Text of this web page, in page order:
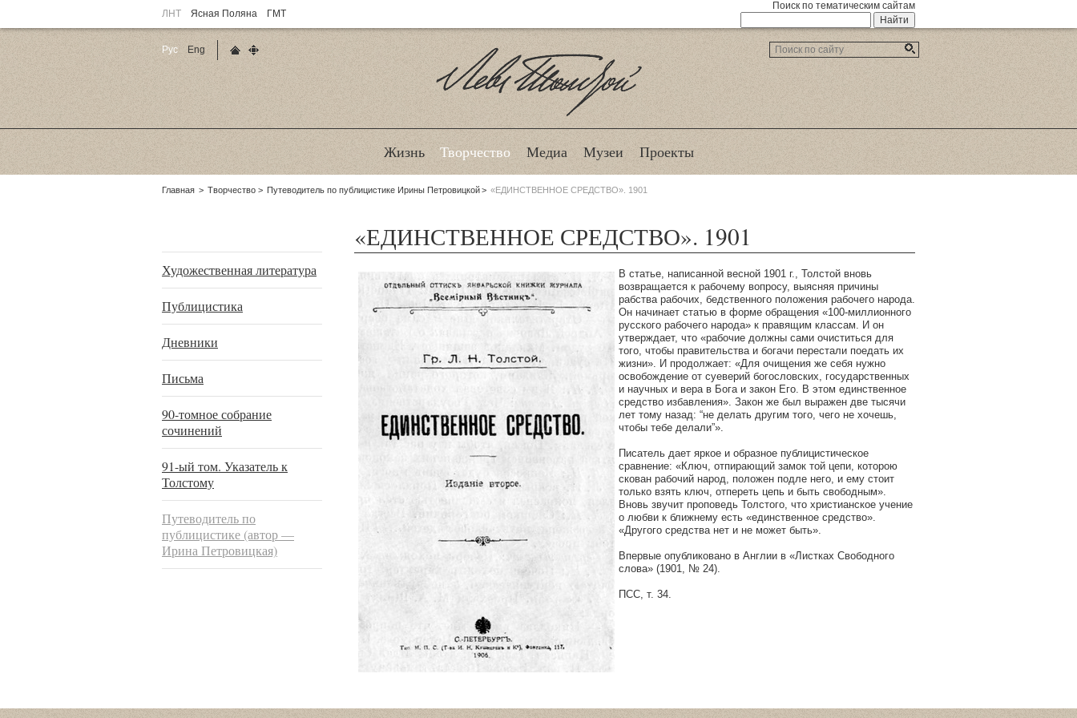
ЛНТ Ясная Поляна ГМТ
Поиск по тематическим сайтам
Лев Толстой
Жизнь Творчество Медиа Музеи Проекты
Родительские
Главная Творчество Путеводитель по публицистике Ирины Петровицкой «ЕДИНСТВЕННОЕ СРЕДСТВО». 1901
Художественная литература
Публицистика
Дневники
Письма
90-томное собрание
сочинений
91-ый том. Указатель к
Толстому
Путеводитель по
публицистике (автор —
Ирина Петровицкая)
«ЕДИНСТВЕННОЕ СРЕДСТВО». 1901
В статье, написанной весной 1901 г., Толстой вновь
возвращается к рабочему вопросу, выясняя причины
рабства рабочих, бедственного положения рабочего народа.
Он начинает статью в форме обращения «100-миллионного
русского рабочего народа» к правящим классам. И он
утверждает, что «рабочие должны сами очиститься для
того, чтобы правительства и богачи перестали поедать их
жизни». И продолжает: «Для очищения же себя нужно
освобождение от суеверий богословских, государственных
и научных и вера в Бога и закон Его. В этом единственное
средство избавления». Закон же был выражен две тысячи
лет тому назад: “не делать другим того, чего не хочешь,
чтобы тебе делали”».
Писатель дает яркое и образное публицистическое
сравнение: «Ключ, отпирающий замок той цепи, которою
скован рабочий народ, положен подле него, и ему стоит
только взять ключ, отпереть цепь и быть свободным».
Вновь звучит проповедь Толстого, что христианское учение
о любви к ближнему есть «единственное средство».
«Другого средства нет и не может быть».
Впервые опубликовано в Англии в «Листках Свободного
слова» (1901, № 24).
ПСС, т. 34.
Рус
Eng